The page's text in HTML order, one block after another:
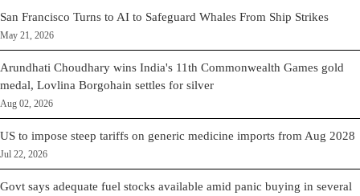
San Francisco Turns to AI to Safeguard Whales From Ship Strikes
May 21, 2026
Arundhati Choudhary wins India's 11th Commonwealth Games gold
medal, Lovlina Borgohain settles for silver
Aug 02, 2026
US to impose steep tariffs on generic medicine imports from Aug 2028
Jul 22, 2026
Govt says adequate fuel stocks available amid panic buying in several